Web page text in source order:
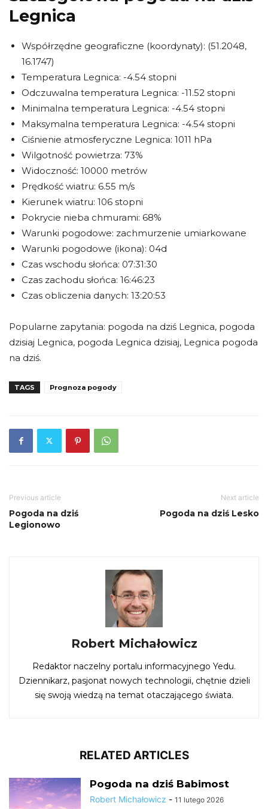
Legnica
Współrzędne geograficzne (koordynaty): (51.2048,
16.1747)
Temperatura Legnica: -4.54 stopni
Odczuwalna temperatura Legnica: -11.52 stopni
Minimalna temperatura Legnica: -4.54 stopni
Maksymalna temperatura Legnica: -4.54 stopni
Ciśnienie atmosferyczne Legnica: 1011 hPa
Wilgotność powietrza: 73%
Widoczność: 10000 metrów
Prędkość wiatru: 6.55 m/s
Kierunek wiatru: 106 stopni
Pokrycie nieba chmurami: 68%
Warunki pogodowe: zachmurzenie umiarkowane
Warunki pogodowe (ikona): 04d
Czas wschodu słońca: 07:31:30
Czas zachodu słońca: 16:46:23
Czas obliczenia danych: 13:20:53
Popularne zapytania: pogoda na dziś Legnica, pogoda
dzisiaj Legnica, pogoda Legnica dzisiaj, Legnica pogoda
na dziś.
TAGS Prognoza pogody
Previous article
Pogoda na dziś
Legionowo
Next article
Pogoda na dziś Lesko
Robert Michałowicz
Redaktor naczelny portalu informacyjnego Yedu.
Dziennikarz, pasjonat nowych technologii, chętnie dzieli
się swoją wiedzą na temat otaczającego świata.
RELATED ARTICLES
Pogoda na dziś Babimost
Robert Michałowicz - 11 lutego 2026